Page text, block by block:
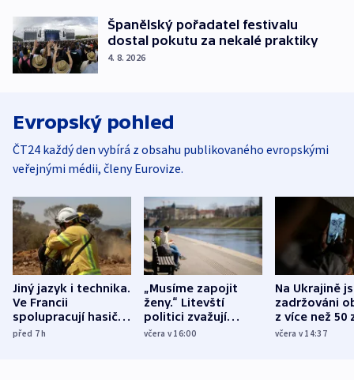
Španělský pořadatel festivalu
dostal pokutu za nekalé praktiky
4. 8. 2026
Evropský pohled
ČT24 každý den vybírá z obsahu publikovaného evropskými
veřejnými médii, členy Eurovize.
Jiný jazyk i technika.
Ve Francii
spolupracují hasiči z
různých zemí
před 7h
„Musíme zapojit
ženy.“ Litevští
politici zvažují
dohodu o
včera v 16:00
Na Ukrajině
zadržováni
z více než 50
Bojovali na
včera v 14:37